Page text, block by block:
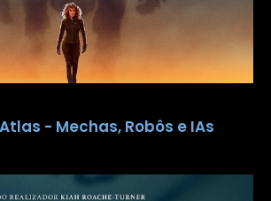
- Mechas, Robôs e IAs